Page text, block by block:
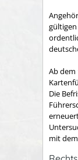
Ab dem
Die
Füh
mit